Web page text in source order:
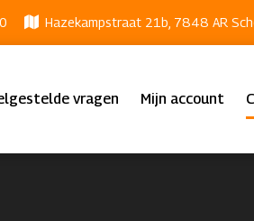
Hazekampstraat 21b, 7848 AR
vragen Mijn account